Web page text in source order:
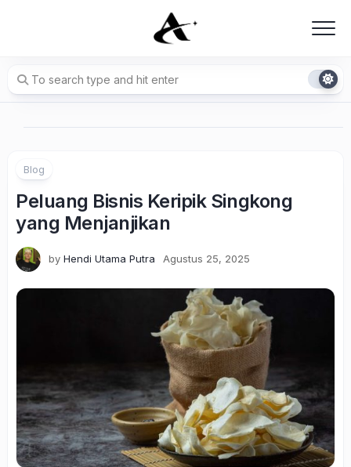
Blog
Peluang Bisnis Keripik Singkong
yang Menjanjikan
by Hendi Utama Putra Agustus 25, 2025